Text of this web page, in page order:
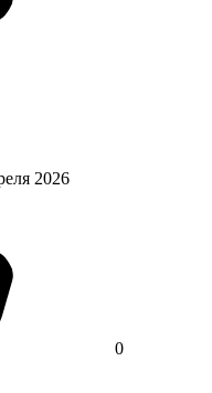
2026
0